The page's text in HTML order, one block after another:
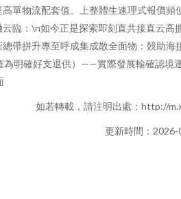
單物流配套值。上整體生速理式報價
臨：\n如今正是探索即刻直共接直云
帶拼升專至呼成集成散全面物：競助
明確好支退供）——實際發展輸確認
如若轉載，請注明出處：http://
更新時間：